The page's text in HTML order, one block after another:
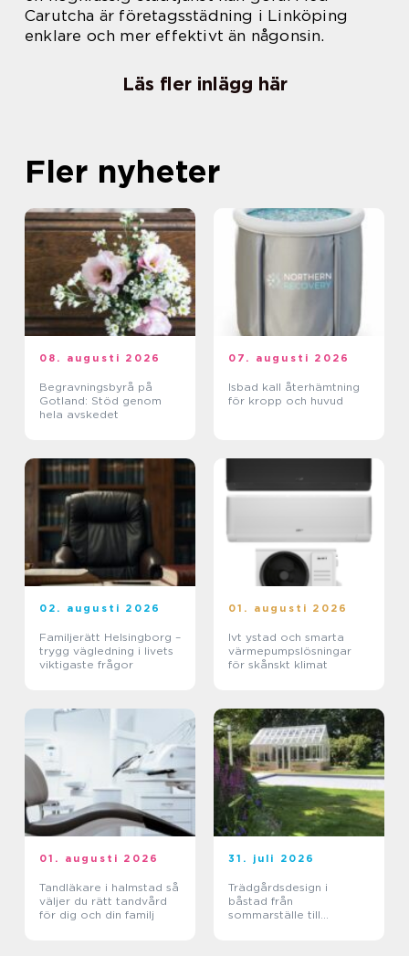
Carutcha är företagsstädning i Linköping
enklare och mer effektivt än någonsin.
Läs fler inlägg här
Fler nyheter
08. augusti 2026
Begravningsbyrå på
Gotland: Stöd genom
hela avskedet
07. augusti 2026
Isbad kall återhämtning
för kropp och huvud
02. augusti 2026
Familjerätt Helsingborg –
trygg vägledning i livets
viktigaste frågor
01. augusti 2026
Ivt ystad och smarta
värmepumpslösningar
för skånskt klimat
01. augusti 2026
Tandläkare i halmstad så
väljer du rätt tandvård
för dig och din familj
31. juli 2026
Trädgårdsdesign i
båstad från
sommarställe till